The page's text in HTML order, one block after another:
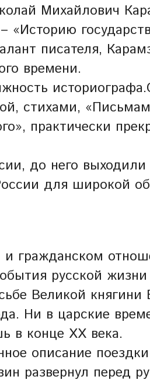
Михайлович
«Историю
писателя,
времени.
стихами,
практически
до него
для широкой
гражданском
русской
Великой
Ни в царские
в конце XX века.
описание
развернул перед